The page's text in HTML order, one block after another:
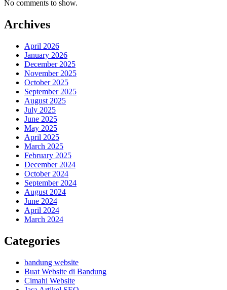
No comments to show.
Archives
April 2026
January 2026
December 2025
November 2025
October 2025
September 2025
August 2025
July 2025
June 2025
May 2025
April 2025
March 2025
February 2025
December 2024
October 2024
September 2024
August 2024
June 2024
April 2024
March 2024
Categories
bandung website
Buat Website di Bandung
Cimahi Website